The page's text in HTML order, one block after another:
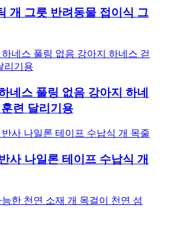
개 그릇 반려동물 접이식 그
네스 풀링 없음 강아지 하네
련 달리기용
사 나일론 테이프 수납식 개